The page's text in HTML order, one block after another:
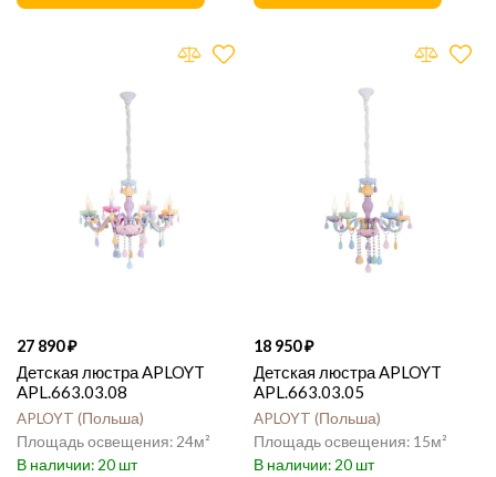
27 890
Детская люстра APLOYT
APL.663.03.08
APLOYT Польша
24
20
18 950
Детская люстра APLOYT
APL.663.03.05
APLOYT Польша
15
20